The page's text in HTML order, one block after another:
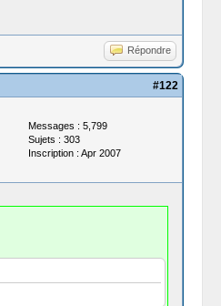
Répondre
#122
Messages : 5,799
Sujets : 303
Inscription : Apr 2007